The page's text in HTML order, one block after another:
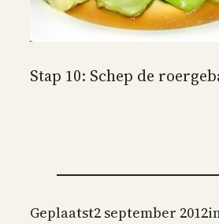
Stap 10: Schep de
Geplaatst2 september 2012